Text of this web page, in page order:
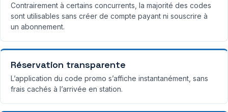
Contrairement à certains concurrents, la majorité des codes
sont utilisables sans créer de compte payant ni souscrire à
un abonnement.
Réservation transparente
L’application du code promo s’affiche instantanément, sans
frais cachés à l’arrivée en station.